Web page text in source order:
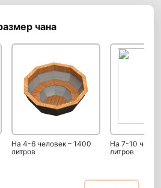
чана
На 4-6 человек – 1400
литров
На 7-10
литров